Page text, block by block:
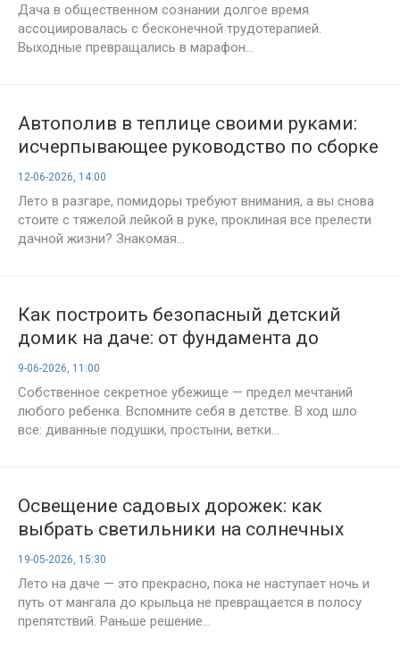
Дача в общественном сознании долгое время
ассоциировалась с бесконечной трудотерапией.
Выходные превращались в марафон...
Автополив в теплице своими руками:
исчерпывающее руководство по сборке
системы из капельных лент
12-06-2026, 14:00
Лето в разгаре, помидоры требуют внимания, а вы снова
стоите с тяжелой лейкой в руке, проклиная все прелести
дачной жизни? Знакомая...
Как построить безопасный детский
домик на даче: от фундамента до
тайного шифра
9-06-2026, 11:00
Собственное секретное убежище — предел мечтаний
любого ребенка. Вспомните себя в детстве. В ход шло
все: диванные подушки, простыни, ветки...
Освещение садовых дорожек: как
выбрать светильники на солнечных
батареях и не прогадать
19-05-2026, 15:30
Лето на даче — это прекрасно, пока не наступает ночь и
путь от мангала до крыльца не превращается в полосу
препятствий. Раньше решение...